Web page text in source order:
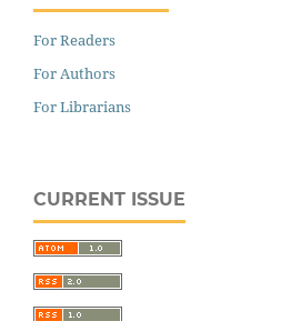
For Readers
For Authors
For Librarians
CURRENT ISSUE